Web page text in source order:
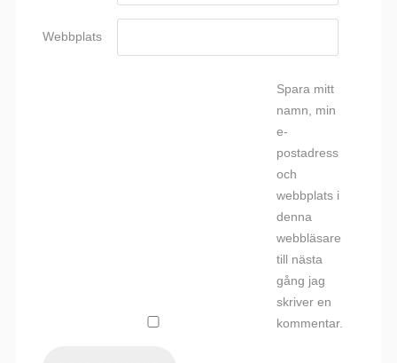
Webbplats
Spara mitt
namn, min
e-
postadress
och
webbplats i
denna
webbläsare
till nästa
gång jag
skriver en
kommentar.